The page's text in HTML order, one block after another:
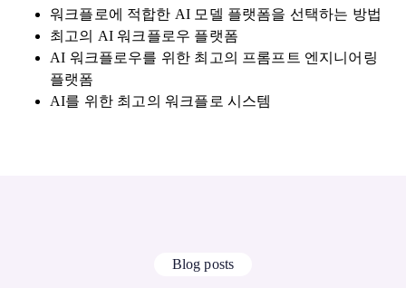
워크플로에 적합한 AI 모델 플랫폼을 선택하는 방법
최고의 AI 워크플로우 플랫폼
AI 워크플로우를 위한 최고의 프롬프트 엔지니어링
플랫폼
AI를 위한 최고의 워크플로 시스템
Blog posts